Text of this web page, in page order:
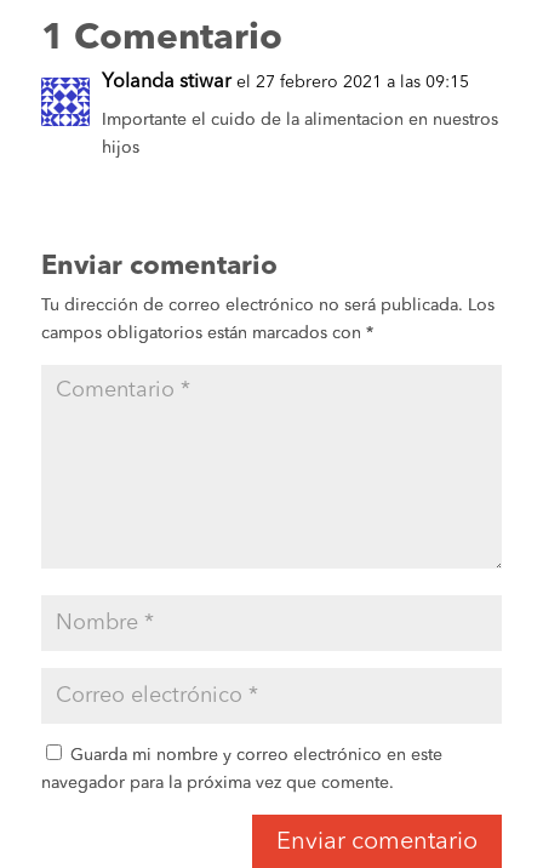
1 Comentario
Yolanda stiwar el 27 febrero 2021 a las 09:15
Importante el cuido de la alimentacion en nuestros
hijos
Enviar comentario
Tu dirección de correo electrónico no será publicada. Los
campos obligatorios están marcados con *
Guarda mi nombre y correo electrónico en este
navegador para la próxima vez que comente.